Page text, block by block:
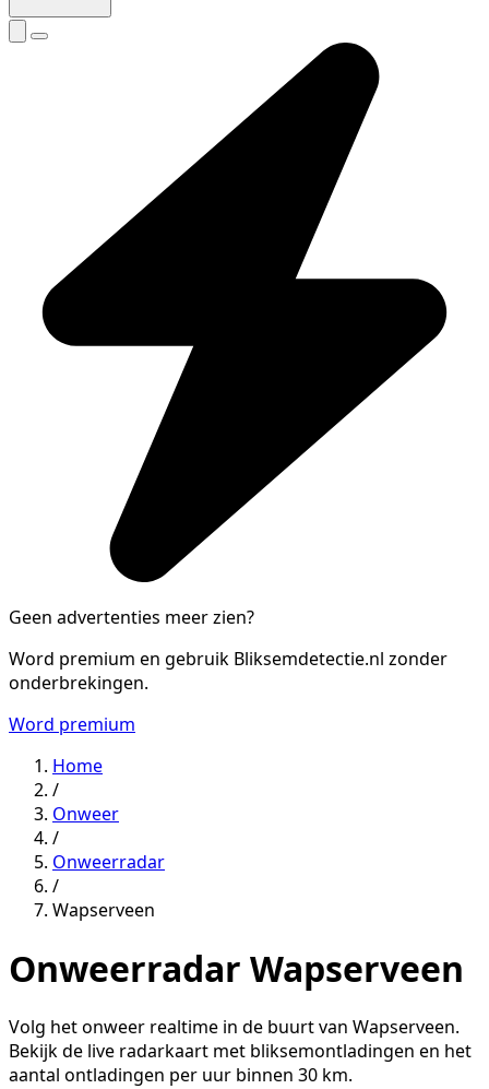
Geen advertenties meer zien?
Word premium en gebruik Bliksemdetectie.nl zonder
onderbrekingen.
Word premium
Home
/
Onweer
/
Onweerradar
/
Wapserveen
Onweerradar Wapserveen
Volg het onweer realtime in de buurt van Wapserveen.
Bekijk de live radarkaart met bliksemontladingen en het
aantal ontladingen per uur binnen 30 km.